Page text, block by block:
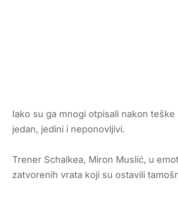
Iako su ga mnogi otpisali nakon
jedan, jedini i neponovljivi.
Trener Schalkea, Miron Muslić, u
zatvorenih vrata koji su ostavili